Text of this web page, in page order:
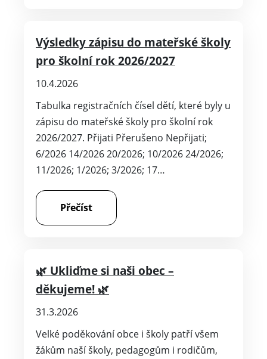
Výsledky zápisu do mateřské školy
pro školní rok 2026/2027
10.4.2026
Tabulka registračních čísel dětí, které byly u
zápisu do mateřské školy pro školní rok
2026/2027. Přijati Přerušeno Nepřijati;
6/2026 14/2026 20/2026; 10/2026 24/2026;
11/2026; 1/2026; 3/2026; 17…
Přečíst
🌿 Ukliďme si naši obec –
děkujeme! 🌿
31.3.2026
Velké poděkování obce i školy patří všem
žákům naší školy, pedagogům i rodičům,